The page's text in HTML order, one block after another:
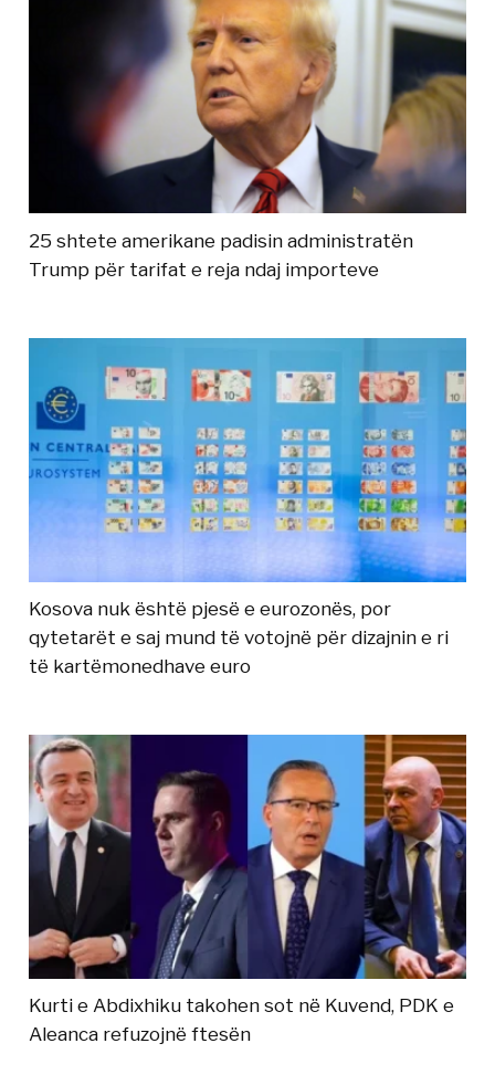
25 shtete amerikane padisin administratën
Trump për tarifat e reja ndaj importeve
Kosova nuk është pjesë e eurozonës, por
qytetarët e saj mund të votojnë për dizajnin e ri
të kartëmonedhave euro
Kurti e Abdixhiku takohen sot në Kuvend, PDK e
Aleanca refuzojnë ftesën